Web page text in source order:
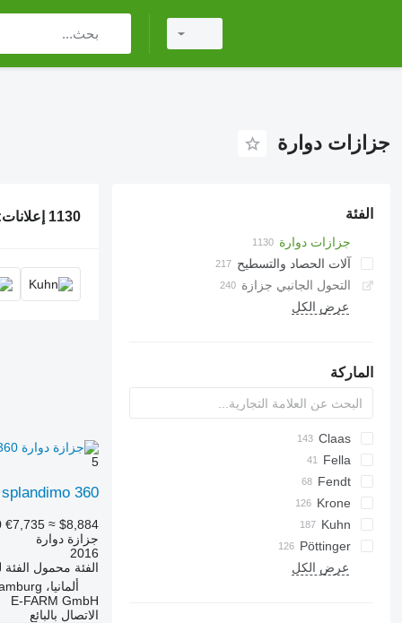
جزازات دوارة
الفئة
جزازات دوارة
آلات الحصاد والتسطيح
التحول الجانبي جزازة
عرض الكل
الماركة
CK
Claas
Corto
Direct Disc
Disco
Jaguar
Orbis
KM
M series
UMFella
KM
Ramos
SM
Fendt
F-series
Slicer
CM
GX
328 A
331
730
750
Krone
AFA
AMT
Easycut
Kuhn
FC
GMD
Splendimo
Jolly
L-series
RO
PDD
PDF
Pöttinger
Cat
Silvercut
KDD
FX
CM
Z-series
عرض الكل
1130 إعلانات:
5
360
€7,735 ≈ $8,884
جزازة دوارة
2016
الفئة محمول الفئة
ألمانيا، Hamburg
E-FARM GmbH
الاتصال بالبائع